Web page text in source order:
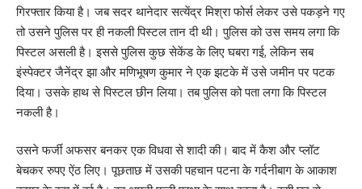
गिरफ्तार किया है। जब सदर थानेदार सत्येंद्र मिश्रा फोर्स लेकर उसे पकड़ने गए
तो उसने पुलिस पर ही नकली पिस्टल तान दी थी। पुलिस को उस समय लगा कि
पिस्टल असली है। इससे पुलिस कुछ सेकेंड के लिए घबरा गई, लेकिन सब
इंस्पेक्टर जैनेंद्र झा और मणिभूषण कुमार ने एक झटके में उसे जमीन पर पटक
दिया। उसके हाथ से पिस्टल छीन लिया। तब पुलिस को पता लगा कि पिस्टल
नकली है।
उसने फर्जी अफसर बनकर एक विधवा से शादी की। बाद में कैश और प्लॉट
बेचकर रुपए ऐंठ लिए। पूछताछ में उसकी पहचान पटना के गर्दनीबाग के आकाश